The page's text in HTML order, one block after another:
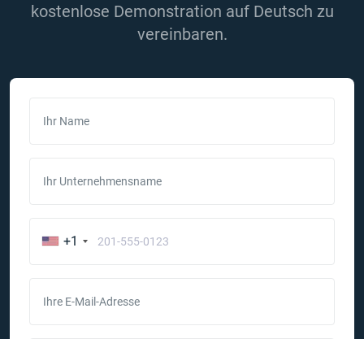
kostenlose Demonstration auf Deutsch zu
vereinbaren.
Ihr Name
Ihr Unternehmensname
+1
Ihre E-Mail-Adresse